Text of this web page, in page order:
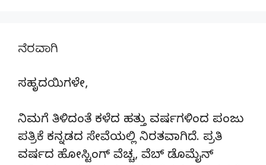
ನೆರವಾಗಿ
ಸಹೃದಯಿಗಳೇ,
ನಿಮಗೆ ತಿಳಿದಂತೆ ಕಳೆದ ಹತ್ತು ವರ್ಷಗಳಿಂದ ಪಂಜು
ಪತ್ರಿಕೆ ಕನ್ನಡದ ಸೇವೆಯಲ್ಲಿ ನಿರತವಾಗಿದೆ. ಪ್ರತಿ
ವರ್ಷದ ಹೋಸ್ಟಿಂಗ್‌ ವೆಚ್ಚ, ವೆಬ್‌ ಡೊಮೈನ್‌